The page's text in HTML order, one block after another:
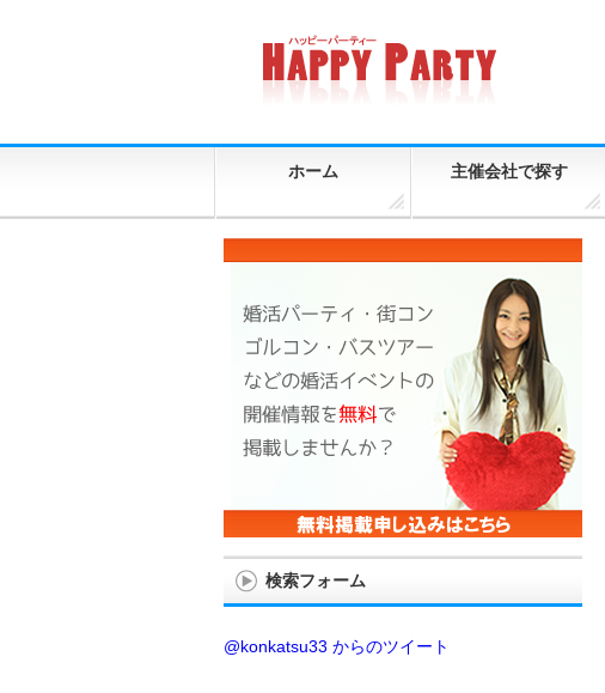
ホーム 主催会社で探す
検索フォーム
@konkatsu33 からのツイート